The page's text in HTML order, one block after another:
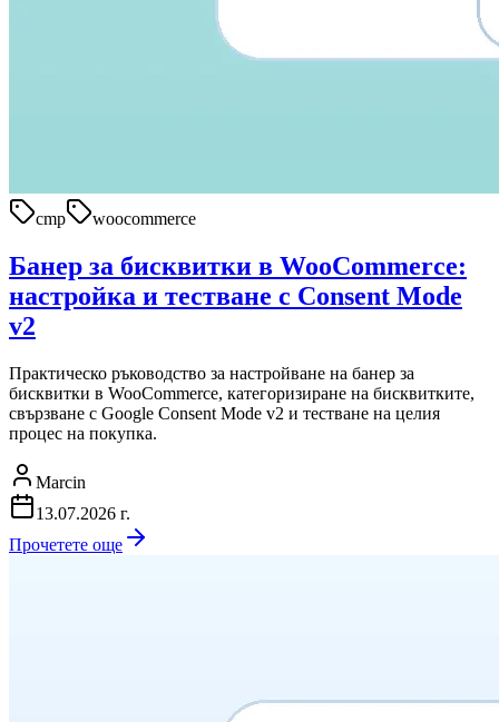
cmp woocommerce
Банер за бисквитки в WooCommerce:
настройка и тестване с Consent Mode
v2
Практическо ръководство за настройване на банер за
бисквитки в WooCommerce, категоризиране на бисквитките,
свързване с Google Consent Mode v2 и тестване на целия
процес на покупка.
Marcin
13.07.2026 г.
Прочетете още